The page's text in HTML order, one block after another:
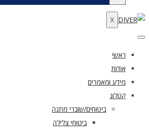
X
ראשי
אודות
מידע ומאמרים
קטלוג
ביטוחים/שוברי מתנה
ביטוחי צלילה